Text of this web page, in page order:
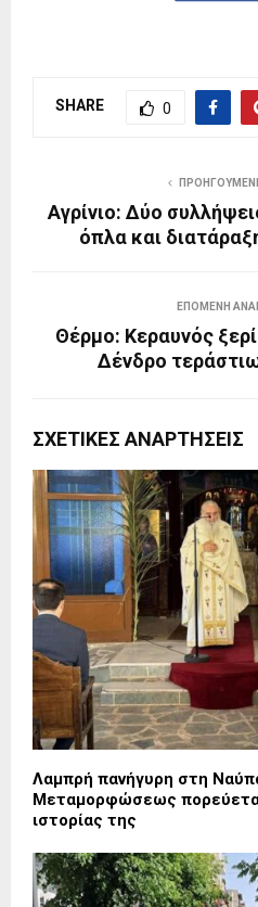
SHARE 0
Αγρίνιο: Δύο
όπλα και
ΕΠΌΜΕΝΗ
Θέρμο: Κεραυνός
Δένδρο
ΣΧΕΤΙΚΈΣ ΑΝΑΡΤΉΣΕΙΣ
Λαμπρή πανήγυρη στη
Μεταμορφώσεως
ιστορίας της